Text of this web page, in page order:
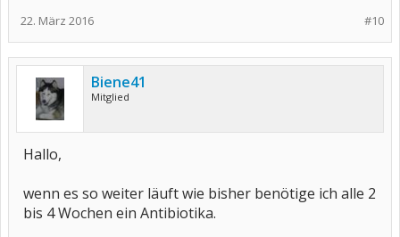
#10
22. März 2016
Biene41
Mitglied
Hallo,
wenn es so weiter läuft wie bisher benötige ich alle 2
bis 4 Wochen ein Antibiotika.